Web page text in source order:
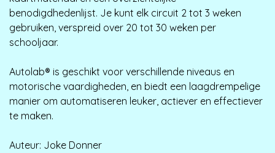
benodigdhedenlijst. Je kunt elk circuit 2 tot 3 weken
gebruiken, verspreid over 20 tot 30 weken per
schooljaar.
Autolab® is geschikt voor verschillende niveaus en
motorische vaardigheden, en biedt een laagdrempelige
manier om automatiseren leuker, actiever en effectiever
te maken.
Auteur: Joke Donner